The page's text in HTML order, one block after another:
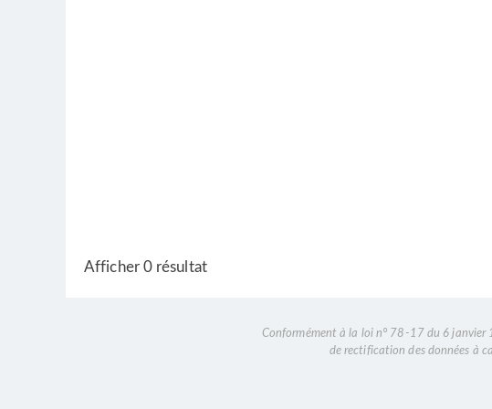
Afficher 0 résultat
Conformément à la loi n° 78-17 du 6 janvier
de rectification des données à